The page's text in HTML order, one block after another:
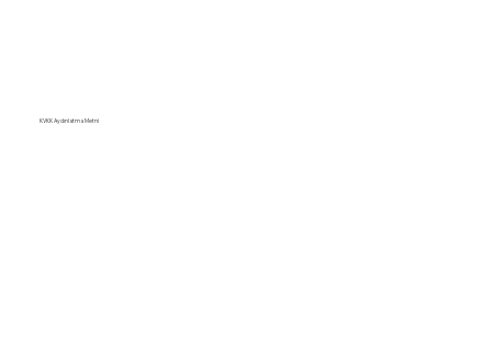
KVKK Aydınlatma Metni